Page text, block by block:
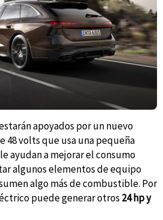
apoyados por un nuevo
48 volts que usa una pequeña
ayudan a mejorar el consumo
algunos elementos de equipo
algo más de combustible. Por
puede generar otros 24 hp y